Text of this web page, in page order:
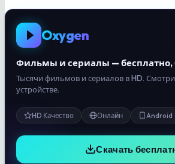
Oxygen
Фильмы и сериалы — бесплатно,
Тысячи фильмов и сериалов в HD.
устройстве.
HD Качество Онлайн Android
Скачать